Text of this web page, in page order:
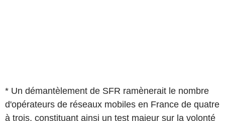
* Un démantèlement de SFR ramènerait le nombre
d'opérateurs de réseaux mobiles en France de quatre
à trois, constituant ainsi un test majeur sur la volonté